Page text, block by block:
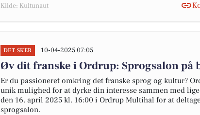
Kilde: Kultunaut
DET SKER 10-04-2025 07:05
Øv dit franske i Ordrup: Sprogsalon på
Er du passioneret omkring det franske sprog og kultur?
unik mulighed for at dyrke din interesse sammen med
den 16. april 2025 kl. 16:00 i Ordrup Multihal for at
sprogsalon.